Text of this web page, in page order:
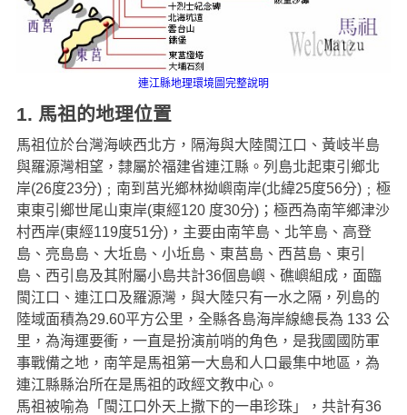
連江縣地理環境圖完整說明
1. 馬祖的地理位置
馬祖位於台灣海峽西北方，隔海與大陸閩江口、黃岐半島
與羅源灣相望，隸屬於福建省連江縣。列島北起東引鄉北
岸(26度23分)﹔南到莒光鄉林拗嶼南岸(北緯25度56分)﹔極
東東引鄉世尾山東岸(東經120 度30分)；極西為南竿鄉津沙
村西岸(東經119度51分)，主要由南竿島、北竿島、高登
島、亮島島、大坵島、小坵島、東莒島、西莒島、東引
島、西引島及其附屬小島共計36個島嶼、礁嶼組成，面臨
閩江口、連江口及羅源灣，與大陸只有一水之隔，列島的
陸域面積為29.60平方公里，全縣各島海岸線總長為 133 公
里，為海運要衝，一直是扮演前哨的角色，是我國國防軍
事戰備之地，南竿是馬祖第一大島和人口最集中地區，為
連江縣縣治所在是馬祖的政經文教中心。
馬祖被喻為「閩江口外天上撒下的一串珍珠」，共計有36